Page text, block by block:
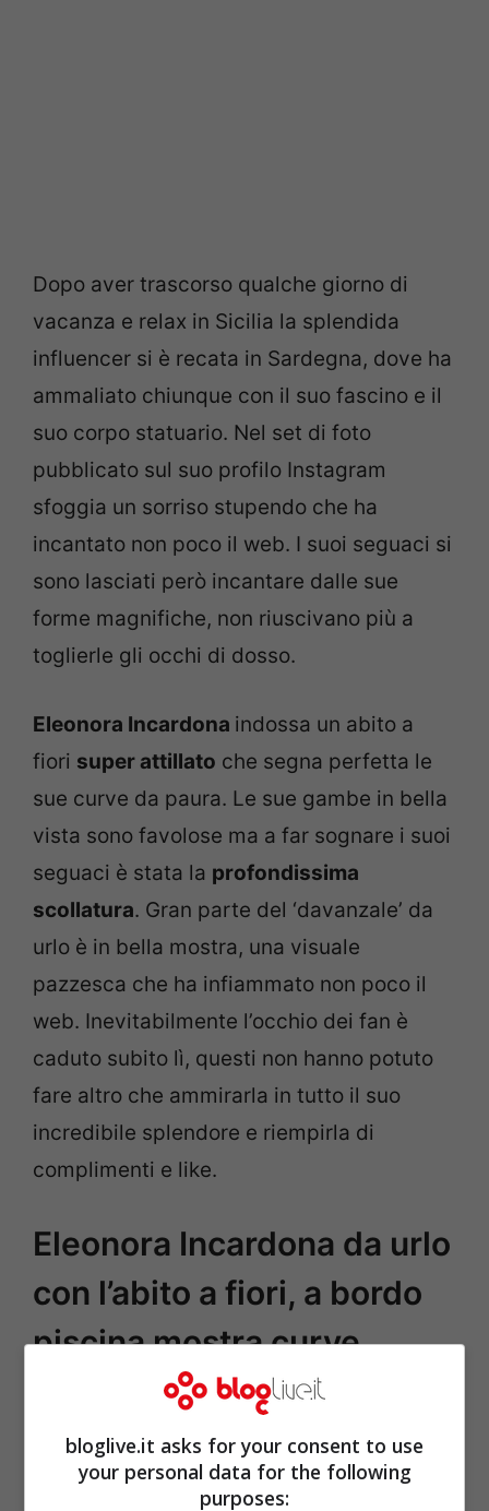
Dopo aver trascorso qualche giorno di
vacanza e relax in Sicilia la splendida
influencer si è recata in Sardegna, dove ha
ammaliato chiunque con il suo fascino e il
suo corpo statuario. Nel set di foto
pubblicato sul suo profilo Instagram
sfoggia un sorriso stupendo che ha
incantato non poco il web. I suoi seguaci si
sono lasciati però incantare dalle sue
forme magnifiche, non riuscivano più a
toglierle gli occhi di dosso.
Eleonora Incardona indossa un abito a
fiori super attillato che segna perfetta le
sue curve da paura. Le sue gambe in bella
vista sono favolose ma a far sognare i suoi
seguaci è stata la profondissima
scollatura. Gran parte del ‘davanzale’ da
urlo è in bella mostra, una visuale
pazzesca che ha infiammato non poco il
web. Inevitabilmente l’occhio dei fan è
caduto subito lì, questi non hanno potuto
fare altro che ammirarla in tutto il suo
incredibile splendore e riempirla di
complimenti e like.
Eleonora Incardona da urlo
con l’abito a fiori, a bordo
piscina mostra curve
fantastiche
bloglive.it asks for your consent to use
your personal data for the following
purposes: